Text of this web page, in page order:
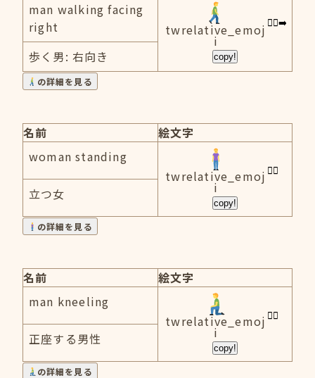
man walking facing
right
twrelative_emoj
i
copy!
歩く男: 右向き
の詳細を見る
名前
絵文字
woman standing
twrelative_emoj
i
copy!
立つ女
の詳細を見る
名前
絵文字
man kneeling
twrelative_emoj
i
copy!
正座する男性
の詳細を見る